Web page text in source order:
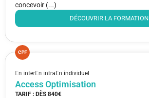
concevoir (...)
DÉCOUVRIR LA FORMATION
CPF
En interEn intraEn individuel
Access Optimisation
TARIF : DÈS 840€